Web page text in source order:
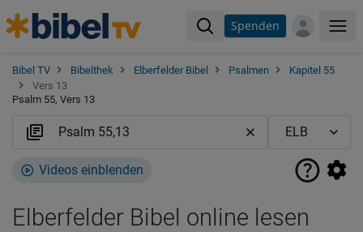
Spenden
Bibel TV Bibelthek Elberfelder Bibel Psalmen
Kapitel 55
Vers 13
Psalm 55, Vers 13
Videos einblenden
Elberfelder Bibel online lesen